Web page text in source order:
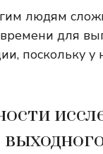
людям
для
поскольку